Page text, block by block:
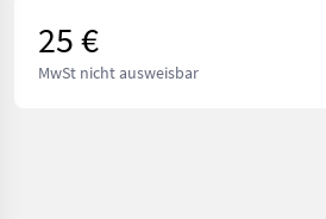
25 €
MwSt nicht ausweisbar